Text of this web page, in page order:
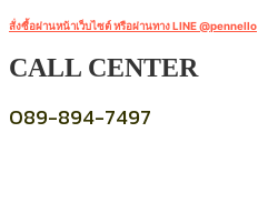
สั่งซื้อผ่านหน้าเว็บไซต์ หรือผ่านทาง LINE @pennello
CALL CENTER
089-894-7497